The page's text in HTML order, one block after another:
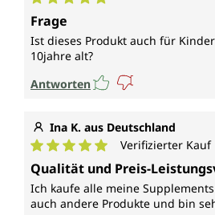
Durchschnittliche Bewertung
Frage
Ist dieses Produkt auch für
10jahre alt?
Antworten
Ina K. aus Deutschland
Durchschnittliche Bewertung
Verifizierter Kauf
Qualität und Preis-
Ich kaufe alle meine
auch andere Produkte und bin